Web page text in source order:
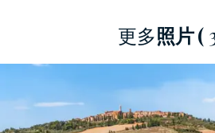
道的臥室、一個適合製作當地
實驗室以及一個舒適的起居區
這種配置使其非常適合
農業
住宿，確保真實環境中的隱私
更多照片(